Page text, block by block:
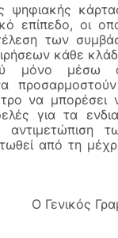
επίπεδο, οι
των
κάθε
μόνο μέσω
να μπορέσει
για τα
από τη
Ο Γενικός